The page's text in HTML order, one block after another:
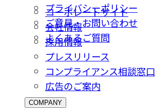
プライバシーポリシー
ご意⾒・お問い合わせ
よくあるご質問
コーポレートサイト
会社情報
採⽤情報
プレスリリース
コンプライアンス相談窓⼝
広告のご案内
COMPANY